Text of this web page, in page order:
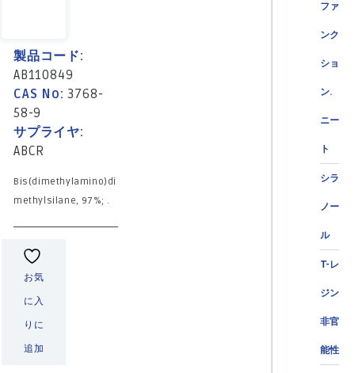
ファ
ンク
ショ
ン.
ニー
ト
シラ
ノー
ル
T-レ
ジン
非官
能性
製品コード:
AB110849
CAS No:3768-
58-9
サプライヤ:
ABCR
Bis(dimethylamino)di
methylsilane, 97%; .
お気
に入
りに
追加